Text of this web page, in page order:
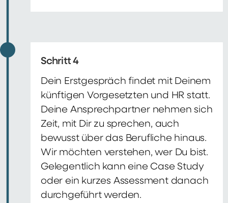
Schritt 4
Dein Erstgespräch findet mit Deinem
künftigen Vorgesetzten und HR statt.
Deine Ansprechpartner nehmen sich
Zeit, mit Dir zu sprechen, auch
bewusst über das Berufliche hinaus.
Wir möchten verstehen, wer Du bist.
Gelegentlich kann eine Case Study
oder ein kurzes Assessment danach
durchgeführt werden.